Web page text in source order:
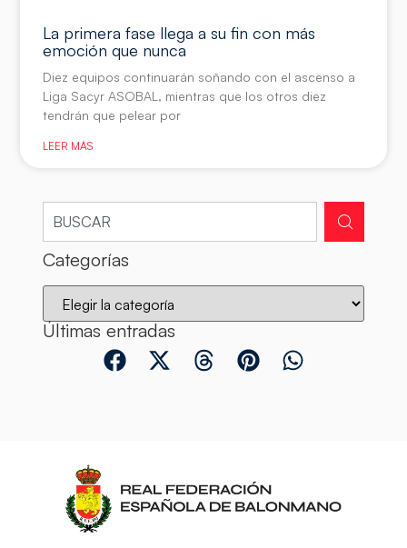
La primera fase llega a su fin con más
emoción que nunca
Diez equipos continuarán soñando con el ascenso a
Liga Sacyr ASOBAL, mientras que los otros diez
tendrán que pelear por
LEER MÁS
Categorías
Últimas entradas